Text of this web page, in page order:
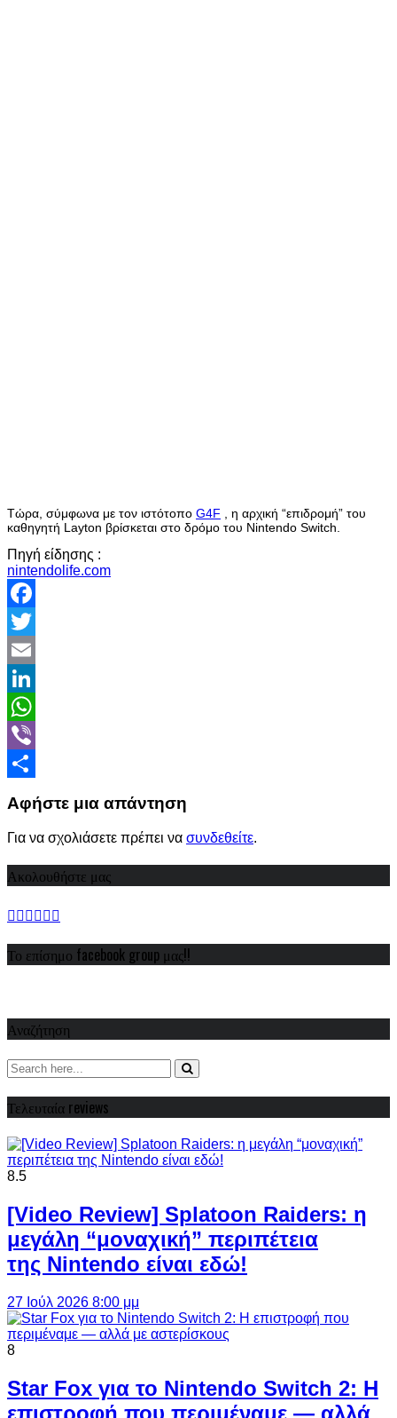
Τώρα, σύμφωνα με τον ιστότοπο G4F , η αρχική “επιδρομή” του
καθηγητή Layton βρίσκεται στο δρόμο του Nintendo Switch.
Πηγή είδησης :
nintendolife.com
Facebook
Twitter
Email
LinkedIn
WhatsApp
Viber
Αφήστε μια απάντηση
Για να σχολιάσετε πρέπει να συνδεθείτε.
Ακολουθήστε μας
Το επίσημο facebook group μας!!
Αναζήτηση
Τελευταία reviews
8.5
[Video Review] Splatoon Raiders: η
μεγάλη “μοναχική” περιπέτεια
της Nintendo είναι εδώ!
27 Ιούλ 2026 8:00 μμ
8
Star Fox για το Nintendo Switch 2: Η
επιστροφή που περιμέναμε — αλλά